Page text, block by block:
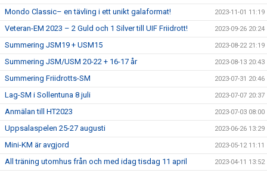
Mondo Classic– en tävling i ett unikt galaformat! 2023-11-01 11:19
Veteran-EM 2023 – 2 Guld och 1 Silver till UIF Friidrott! 2023-09-26 20:24
Summering JSM19 + USM15 2023-08-22 21:19
Summering JSM/USM 20-22 + 16-17 år 2023-08-13 20:43
Summering Friidrotts-SM 2023-07-31 20:46
Lag-SM i Sollentuna 8 juli 2023-07-07 20:37
Anmälan till HT2023 2023-07-03 08:00
Uppsalaspelen 25-27 augusti 2023-06-26 13:29
Mini-KM är avgjord 2023-05-12 11:11
All träning utomhus från och med idag tisdag 11 april 2023-04-11 13:52